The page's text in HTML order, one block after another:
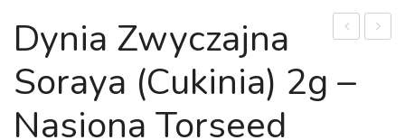
Dynia Zwyczajna
Soraya (cukinia) 2g –
Nasiona Torseed